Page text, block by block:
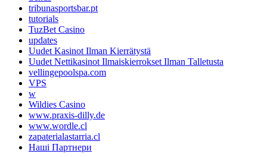
tribunasportsbar.pt
tutorials
TuzBet Casino
updates
Uudet Kasinot Ilman Kierrätystä
Uudet Nettikasinot Ilmaiskierrokset Ilman Talletusta
vellingepoolspa.com
VPS
w
Wildies Casino
www.praxis-dilly.de
www.wordle.cl
zapaterialastarria.cl
Наші Партнери